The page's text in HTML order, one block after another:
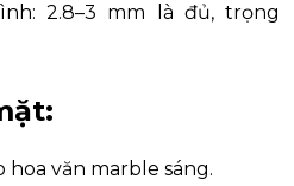
2.8–3 mm là đủ, trọng
hoa văn marble sáng.